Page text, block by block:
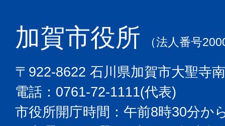
加賀市役所 （法人番号
〒922-8622 石川県加賀市大聖寺
電話：0761-72-1111(代表)
市役所開庁時間：午前8時30分か